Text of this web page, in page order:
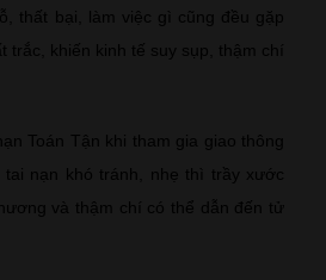
thất bại, làm việc gì cũng đều gặp
trắc, khiến kinh tế suy sụp, thậm chí
Toán Tận khi tham gia giao thông
nạn khó tránh, nhẹ thì trầy xước
và thậm chí có thể dẫn đến tử